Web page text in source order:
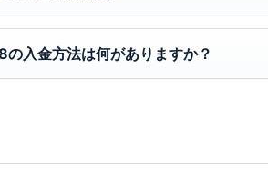
入金方法は何がありますか？